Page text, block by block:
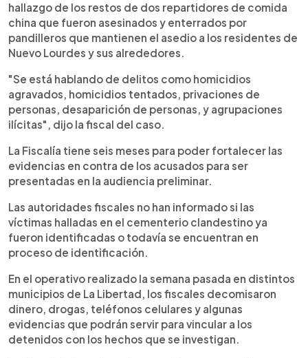
hallazgo de los restos de dos repartidores de comida
china que fueron asesinados y enterrados por
pandilleros que mantienen el asedio a los residentes de
Nuevo Lourdes y sus alrededores.
"Se está hablando de delitos como homicidios
agravados, homicidios tentados, privaciones de
personas, desaparición de personas, y agrupaciones
ilícitas", dijo la fiscal del caso.
La Fiscalía tiene seis meses para poder fortalecer las
evidencias en contra de los acusados para ser
presentadas en la audiencia preliminar.
Las autoridades fiscales no han informado si las
víctimas halladas en el cementerio clandestino ya
fueron identificadas o todavía se encuentran en
proceso de identificación.
En el operativo realizado la semana pasada en distintos
municipios de La Libertad, los fiscales decomisaron
dinero, drogas, teléfonos celulares y algunas
evidencias que podrán servir para vincular a los
detenidos con los hechos que se investigan.